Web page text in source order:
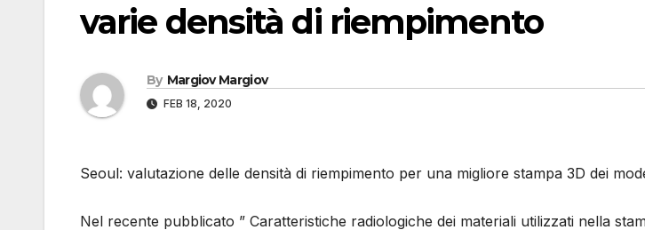
varie densità di riempimento
By Margiov Margiov
FEB 18, 2020
Seoul: valutazione delle densità di riempimento per una migliore stampa 3D dei
Nel recente pubblicato ” Caratteristiche radiologiche dei materiali utilizzati nella